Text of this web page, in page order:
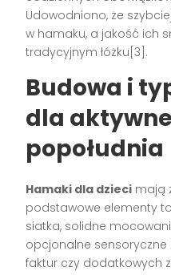
Udowodniono, że
w hamaku, a jakość ich
tradycyjnym łóżku[3].
Budowa i
dla
popołudnia
Hamaki dla dzieci mają
podstawowe elementy
siatka, solidne
opcjonalne
faktur czy dodatkowych